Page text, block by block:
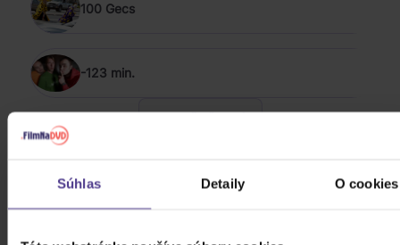
Súhlas Detaily O cookies
100 Gecs
-123 min.
ZOBRAZIŤ VŠETKÝCH
POP & ROCK 2018 - 2026
Bílá Lucie: Vzkaz pro Ježíška